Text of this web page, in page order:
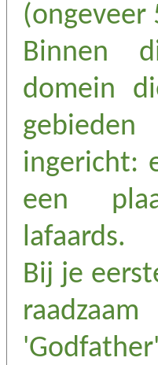
(ongeveer
Binnen
domein
ingericht:
een
lafaards.
Bij je